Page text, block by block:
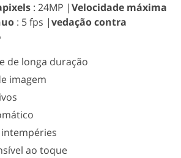
: 24MP |Velocidade máxima
: 5 fps |vedação contra
de longa duração
imagem
ao toque